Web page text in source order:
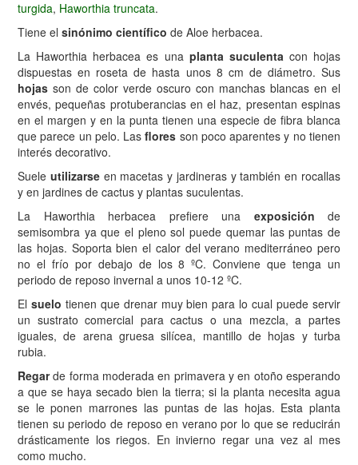
turgida, Haworthia truncata.
Tiene el sinónimo científico de Aloe herbacea.
La Haworthia herbacea es una planta suculentacon hojas
dispuestas en roseta de hasta unos 8 cm de diámetro. Sus
hojas son de color verde oscuro con manchas blancas en el
envés, pequeñas protuberancias en el haz, presentan espinas
en el margen y en la punta tienen una especie de fibra blanca
que parece un pelo. Lasflores son poco aparentes y no tienen
interés decorativo.
Suele utilizarseen macetas y jardineras y también en rocallas
y en jardines de cactus y plantas suculentas.
La Haworthia herbacea prefiere una exposición de
semisombra ya que el pleno sol puede quemar las puntas de
las hojas. Soporta bien el calor del verano mediterráneo pero
no el frío por debajo de los 8 ºC. Conviene que tenga un
periodo de reposo invernal a unos 10-12 ºC.
El suelo tienen que drenar muy bien para lo cual puede servir
un sustrato comercial para cactus o una mezcla, a partes
iguales, de arena gruesa silícea, mantillo de hojas y turba
rubia.
Regarde forma moderada en primavera y en otoño esperando
a que se haya secado bien la tierra; si la planta necesita agua
se le ponen marrones las puntas de las hojas. Esta planta
tienen su periodo de reposo en verano por lo que se reducirán
drásticamente los riegos. En invierno regar una vez al mes
como mucho.